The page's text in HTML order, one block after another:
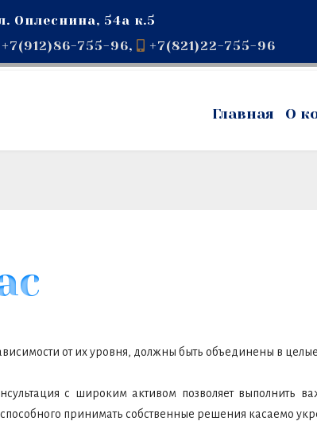
Оплеснина, 54а к.5
+7(912)86-755-96, +7(821)22-755-96
Главная О
от их уровня, должны быть объединены в
с широким активом позволяет выполнить
принимать собственные решения касаемо